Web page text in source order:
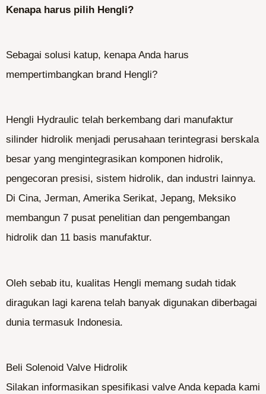
Kenapa harus pilih Hengli?
Sebagai solusi katup, kenapa Anda harus
mempertimbangkan brand Hengli?
Hengli Hydraulic telah berkembang dari manufaktur
silinder hidrolik menjadi perusahaan terintegrasi berskala
besar yang mengintegrasikan komponen hidrolik,
pengecoran presisi, sistem hidrolik, dan industri lainnya.
Di Cina, Jerman, Amerika Serikat, Jepang, Meksiko
membangun 7 pusat penelitian dan pengembangan
hidrolik dan 11 basis manufaktur.
Oleh sebab itu, kualitas Hengli memang sudah tidak
diragukan lagi karena telah banyak digunakan diberbagai
dunia termasuk Indonesia.
Beli Solenoid Valve Hidrolik
Silakan informasikan spesifikasi valve Anda kepada kami